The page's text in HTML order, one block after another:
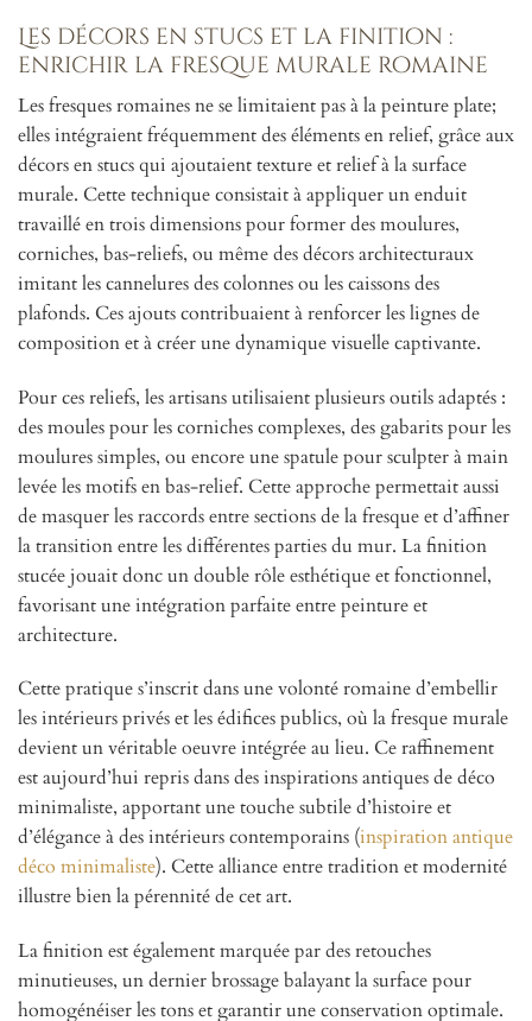
Les décors en stucs et la finition :
enrichir la fresque murale romaine
Les fresques romaines ne se limitaient pas à la peinture plate;
elles intégraient fréquemment des éléments en relief, grâce aux
décors en stucs qui ajoutaient texture et relief à la surface
murale. Cette technique consistait à appliquer un enduit
travaillé en trois dimensions pour former des moulures,
corniches, bas-reliefs, ou même des décors architecturaux
imitant les cannelures des colonnes ou les caissons des
plafonds. Ces ajouts contribuaient à renforcer les lignes de
composition et à créer une dynamique visuelle captivante.
Pour ces reliefs, les artisans utilisaient plusieurs outils adaptés :
des moules pour les corniches complexes, des gabarits pour les
moulures simples, ou encore une spatule pour sculpter à main
levée les motifs en bas-relief. Cette approche permettait aussi
de masquer les raccords entre sections de la fresque et d’affiner
la transition entre les différentes parties du mur. La finition
stucée jouait donc un double rôle esthétique et fonctionnel,
favorisant une intégration parfaite entre peinture et
architecture.
Cette pratique s’inscrit dans une volonté romaine d’embellir
les intérieurs privés et les édifices publics, où la fresque murale
devient un véritable oeuvre intégrée au lieu. Ce raffinement
est aujourd’hui repris dans des inspirations antiques de déco
minimaliste, apportant une touche subtile d’histoire et
d’élégance à des intérieurs contemporains (inspiration antique
déco minimaliste). Cette alliance entre tradition et modernité
illustre bien la pérennité de cet art.
La finition est également marquée par des retouches
minutieuses, un dernier brossage balayant la surface pour
homogénéiser les tons et garantir une conservation optimale.